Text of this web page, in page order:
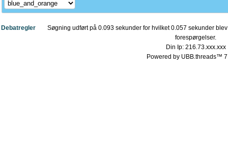
Debatregler
Søgning udført på 0.093 sekunder for hvilket 0.057 sekunder
forespørgelser.
Din Ip: 216.73.xxx.xxx
Powered by UBB.threads™